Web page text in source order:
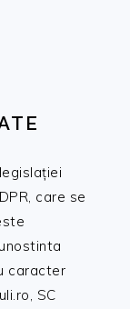
care se
caracter
SC